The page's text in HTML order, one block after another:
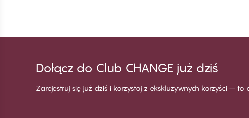
Dołącz do Club CHANGE już dziś
Zarejestruj się już dziś i korzystaj z ekskluzywnych korzyści – to